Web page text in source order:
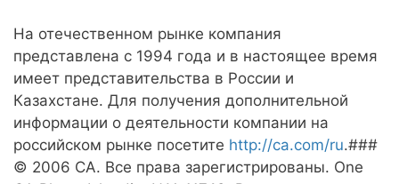
На отечественном рынке компания
представлена с 1994 года и в настоящее время
имеет представительства в России и
Казахстане. Для получения дополнительной
информации о деятельности компании на
российском рынке посетите http://ca.com/ru.###
© 2006 CA. Все права зарегистрированы. One